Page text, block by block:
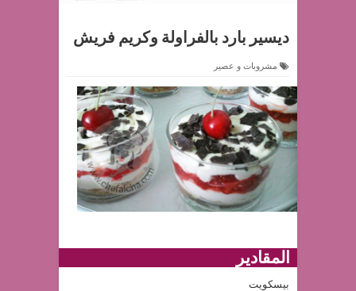
ديسير بارد بالفراولة وكريم فريش
مشروبات و عصير
المقادير
بيسكويت